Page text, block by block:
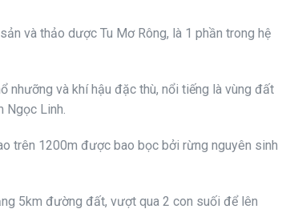
và thảo dược Tu Mơ Rông, là 1 phần trong hệ
nhưỡng và khí hậu đặc thù, nổi tiếng là vùng đất
Ngọc Linh.
trên 1200m được bao bọc bởi rừng nguyên sinh
5km đường đất, vượt qua 2 con suối để lên